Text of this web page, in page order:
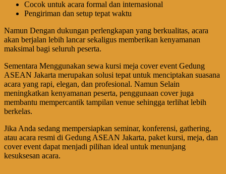
Cocok untuk acara formal dan internasional
Pengiriman dan setup tepat waktu
Namun Dengan dukungan perlengkapan yang berkualitas, acara
akan berjalan lebih lancar sekaligus memberikan kenyamanan
maksimal bagi seluruh peserta.
Sementara Menggunakan sewa kursi meja cover event Gedung
ASEAN Jakarta merupakan solusi tepat untuk menciptakan suasana
acara yang rapi, elegan, dan profesional. Namun Selain
meningkatkan kenyamanan peserta, penggunaan cover juga
membantu mempercantik tampilan venue sehingga terlihat lebih
berkelas.
Jika Anda sedang mempersiapkan seminar, konferensi, gathering,
atau acara resmi di Gedung ASEAN Jakarta, paket kursi, meja, dan
cover event dapat menjadi pilihan ideal untuk menunjang
kesuksesan acara.